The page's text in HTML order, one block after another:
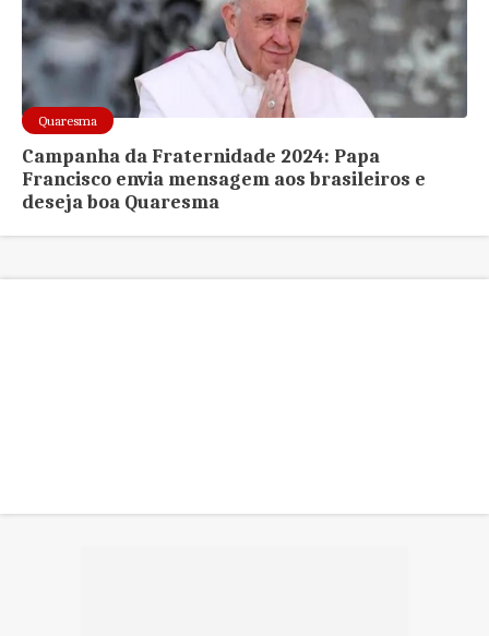
Quaresma
Campanha da Fraternidade 2024: Papa
Francisco envia mensagem aos brasileiros e
deseja boa Quaresma